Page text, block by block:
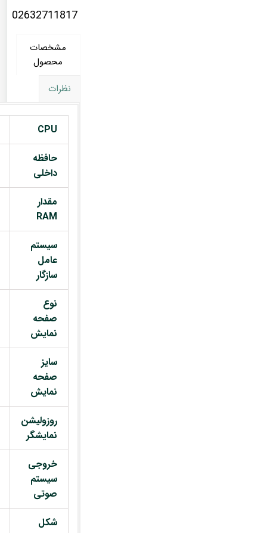
02632711817
مشخصات
محصول
نظرات
CPU
حافظه
داخلی
مقدار
RAM
سیستم
عامل
سازگار
نوع
صفحه
نمایش
سایز
صفحه
نمایش
روزولیشن
نمایشگر
خروجی
سیستم
صوتی
شکل